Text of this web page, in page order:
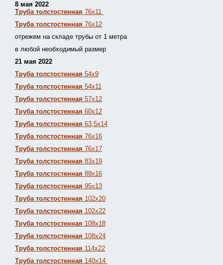
8 мая 2022
Труба толстостенная 76х11
Труба толстостенная 76х12
отрежем на складе трубы от 1 метра
в любой необходимый размер
21 мая 2022
Труба толстостенная 54х9
Труба толстостенная 54х11
Труба толстостенная 57х12
Труба толстостенная 60х12
Труба толстостенная 63,5х14
Труба толстостенная 76х16
Труба толстостенная 76х17
Труба толстостенная 83х19
Труба толстостенная 89х16
Труба толстостенная 95х13
Труба толстостенная 102х20
Труба толстостенная 102х22
Труба толстостенная 108х18
Труба толстостенная 108х24
Труба толстостенная 114х22
Труба толстостенная 140х14